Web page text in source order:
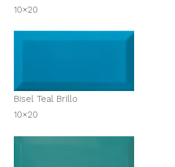
10×20
Bisel Teal Brillo
10×20